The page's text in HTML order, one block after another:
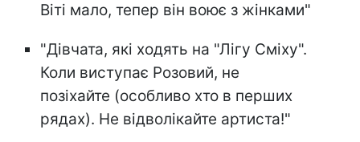
Віті мало, тепер він воює з жінками"
"Дівчата, які ходять на "Лігу Сміху".
Коли виступає Розовий, не
позіхайте (особливо хто в перших
рядах). Не відволікайте артиста!"